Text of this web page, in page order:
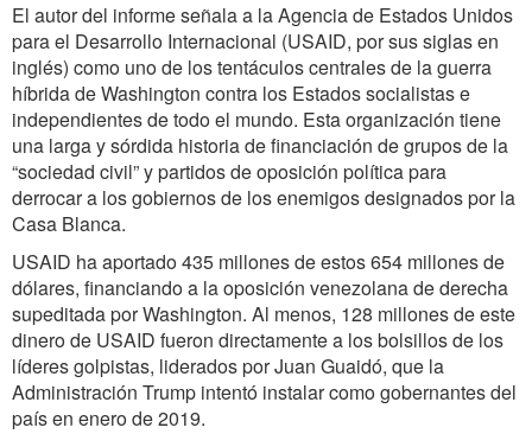
El autor del informe señala a la Agencia de Estados Unidos
para el Desarrollo Internacional (USAID, por sus siglas en
inglés) como uno de los tentáculos centrales de la guerra
híbrida de Washington contra los Estados socialistas e
independientes de todo el mundo. Esta organización tiene
una larga y sórdida historia de financiación de grupos de la
“sociedad civil” y partidos de oposición política para
derrocar a los gobiernos de los enemigos designados por la
Casa Blanca.
USAID ha aportado 435 millones de estos 654 millones de
dólares, financiando a la oposición venezolana de derecha
supeditada por Washington. Al menos, 128 millones de este
dinero de USAID fueron directamente a los bolsillos de los
líderes golpistas, liderados por Juan Guaidó, que la
Administración Trump intentó instalar como gobernantes del
país en enero de 2019.